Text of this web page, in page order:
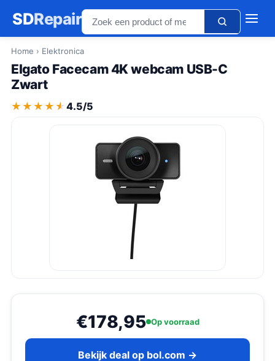
SDRepair
Home › Elektronica
Elgato Facecam 4K webcam USB-C
Zwart
★★★★★
★★★★★ 4.5/5
€178,95 Op voorraad
Bekijk deal op bol.com →